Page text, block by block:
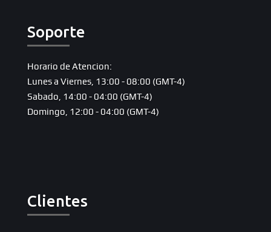
Soporte
Horario de Atencion:
Lunes a Viernes, 13:00 - 08:00 (GMT-4)
Sabado, 14:00 - 04:00 (GMT-4)
Domingo, 12:00 - 04:00 (GMT-4)
Clientes